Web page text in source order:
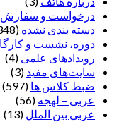
درخواست و سفارش
دسته بندی نشده (1,348)
دوره، نشست و
رویدادهای علمی (4)
سایت‌های مفید (3)
ضبط کلاس ها (597)
عربی – لهجه (56)
عربی بین الملل (13)